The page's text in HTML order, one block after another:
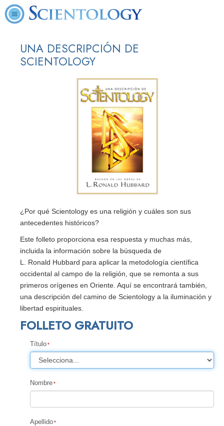
UNA DESCRIPCIÓN DE
SCIENTOLOGY
¿Por qué Scientology es una religión y cuáles son sus
antecedentes históricos?
Este folleto proporciona esa respuesta y muchas más,
incluida la información sobre la búsqueda de
L. Ronald Hubbard para aplicar la metodología científica
occidental al campo de la religión, que se remonta a sus
primeros orígenes en Oriente. Aquí se encontrará también,
una descripción del camino de Scientology a la iluminación y
libertad espirituales.
FOLLETO GRATUITO
Título
Nombre
Apellido